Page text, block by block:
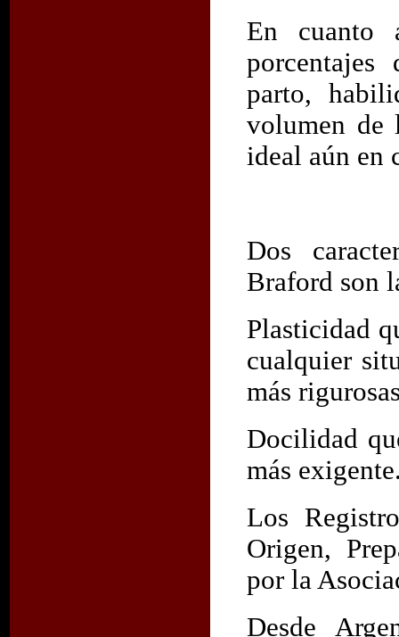
En cuanto
parto,
volumen de
ideal aún en
Dos
Braford son
Plasticidad
cualquier
más
Docilidad
más
Los
Origen,
por la
Desde